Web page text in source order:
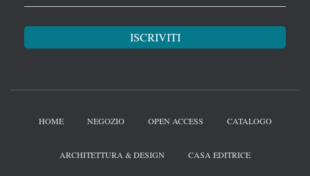
HOME NEGOZIO OPEN ACCESS CATALOGO
ARCHITETTURA & DESIGN CASA EDITRICE